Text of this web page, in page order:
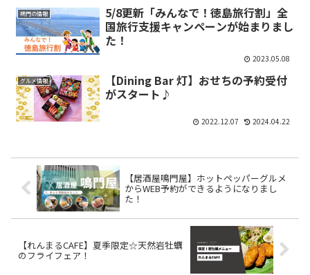
鳴門の情報
5/8更新「みんなで！徳島旅行割」全
国旅行支援キャンペーンが始まりまし
た！
2023.05.08
グルメ情報
【Dining Bar 灯】おせちの予約受付
がスタート♪
2022.12.07 2024.04.22
【居酒屋鳴門屋】ホットペッパーグルメ
からWEB予約ができるようになりまし
た！
【れんまるCAFE】夏季限定☆天然岩牡蠣
のフライフェア！